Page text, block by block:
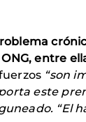
entre
“son
este
“El